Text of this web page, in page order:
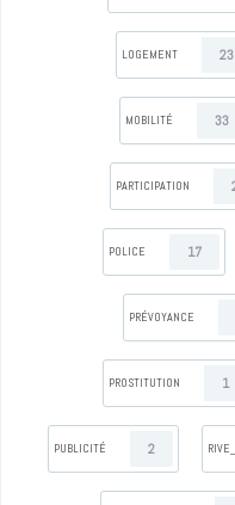
LOGEMENT 23
MOBILITÉ 33
PARTICIPATION
POLICE 17
PRÉVOYANCE
PROSTITUTION 1
PUBLICITÉ 2